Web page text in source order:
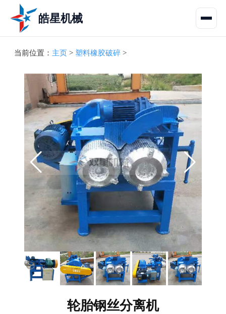
皓星机械
当前位置： 主页> 塑料橡胶破碎>
轮胎钢丝分离机